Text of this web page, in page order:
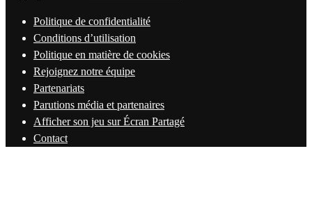
Politique de confidentialité
Conditions d’utilisation
Politique en matière de cookies
Rejoignez notre équipe
Partenariats
Parutions média et partenaires
Afficher son jeu sur Écran Partagé
Contact